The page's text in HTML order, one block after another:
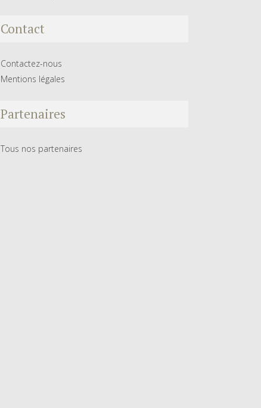
Contact
Contactez-nous
Mentions légales
Partenaires
Tous nos partenaires